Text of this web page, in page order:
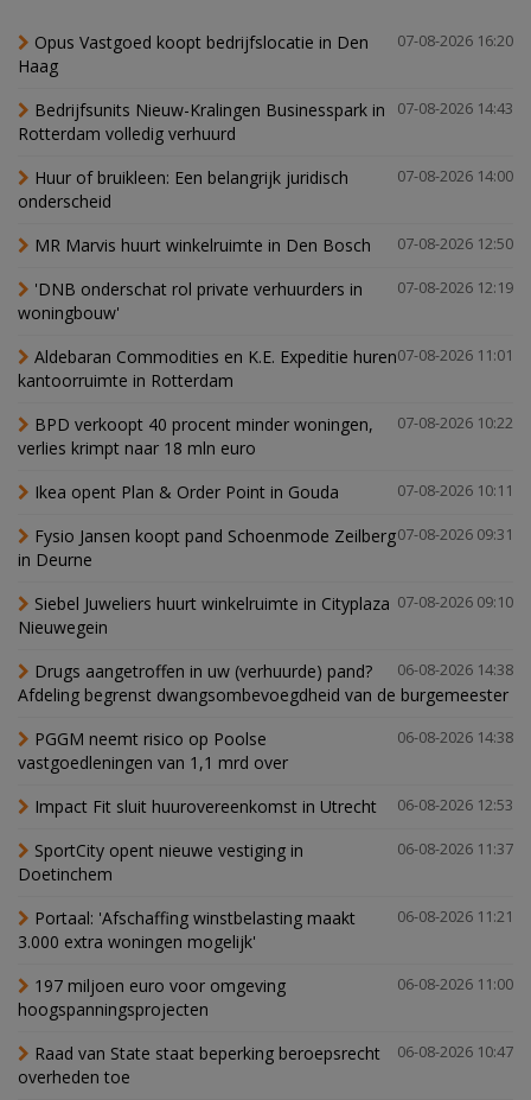
07-08-2026 16:20
Opus Vastgoed koopt bedrijfslocatie in Den
Haag
07-08-2026 14:43
Bedrijfsunits Nieuw-Kralingen Businesspark in
Rotterdam volledig verhuurd
07-08-2026 14:00
Huur of bruikleen: Een belangrijk juridisch
onderscheid
07-08-2026 12:50
MR Marvis huurt winkelruimte in Den Bosch
07-08-2026 12:19
'DNB onderschat rol private verhuurders in
woningbouw'
07-08-2026 11:01
Aldebaran Commodities en K.E. Expeditie huren
kantoorruimte in Rotterdam
07-08-2026 10:22
BPD verkoopt 40 procent minder woningen,
verlies krimpt naar 18 mln euro
07-08-2026 10:11
Ikea opent Plan & Order Point in Gouda
07-08-2026 09:31
Fysio Jansen koopt pand Schoenmode Zeilberg
in Deurne
07-08-2026 09:10
Siebel Juweliers huurt winkelruimte in Cityplaza
Nieuwegein
06-08-2026 14:38
Drugs aangetroffen in uw (verhuurde) pand?
Afdeling begrenst dwangsombevoegdheid van de burgemeester
06-08-2026 14:38
PGGM neemt risico op Poolse
vastgoedleningen van 1,1 mrd over
06-08-2026 12:53
Impact Fit sluit huurovereenkomst in Utrecht
06-08-2026 11:37
SportCity opent nieuwe vestiging in
Doetinchem
06-08-2026 11:21
Portaal: 'Afschaffing winstbelasting maakt
3.000 extra woningen mogelijk'
06-08-2026 11:00
197 miljoen euro voor omgeving
hoogspanningsprojecten
06-08-2026 10:47
Raad van State staat beperking beroepsrecht
overheden toe